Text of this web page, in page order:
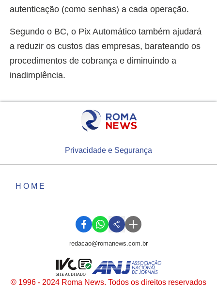
autenticação (como senhas) a cada operação.
Segundo o BC, o Pix Automático também ajudará
a reduzir os custos das empresas, barateando os
procedimentos de cobrança e diminuindo a
inadimplência.
Privacidade e Segurança
HOME
redacao@romanews.com.br
© 1996 - 2024 Roma News. Todos os direitos reservados
SITE AUDITADO